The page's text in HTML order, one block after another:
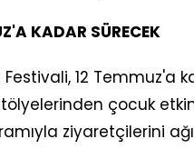
KADAR SÜRECEK
12 Temmuz'a
çocuk
ziyaretçilerini